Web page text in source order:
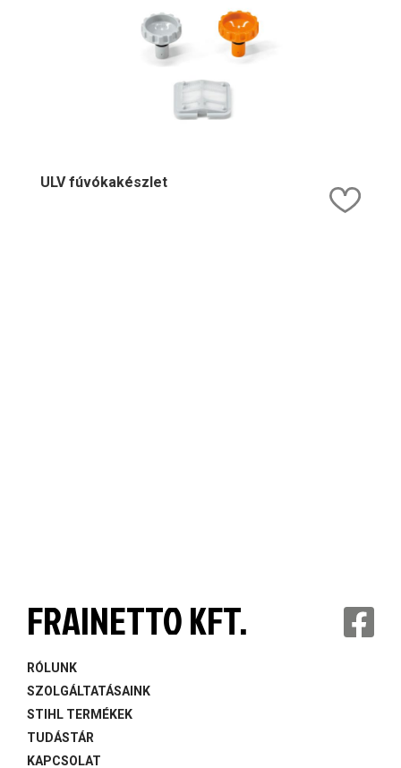
ULV fúvókakészlet
FRAINETTO KFT.
RÓLUNK
SZOLGÁLTATÁSAINK
STIHL TERMÉKEK
TUDÁSTÁR
KAPCSOLAT